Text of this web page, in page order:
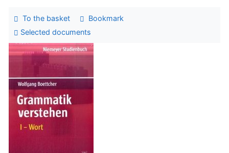
To the basket
Bookmark
Selected documents